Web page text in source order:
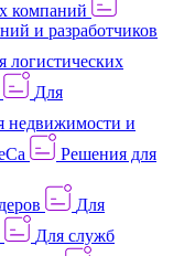
компаний
и разработчиков
логистических
Для
недвижимости и
Решения для
Для
Для служб